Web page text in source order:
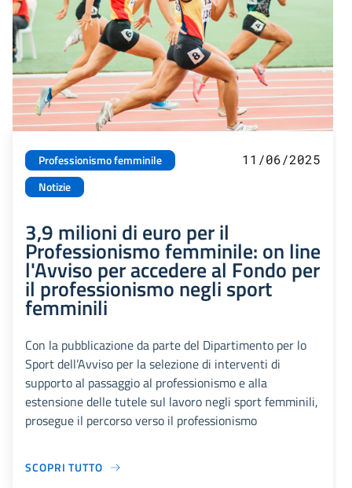
Professionismo femminile
Notizie
11/06/2025
3,9 milioni di euro per il
Professionismo femminile: on line
l'Avviso per accedere al Fondo per
il professionismo negli sport
femminili
Con la pubblicazione da parte del Dipartimento per lo
Sport dell’Avviso per la selezione di interventi di
supporto al passaggio al professionismo e alla
estensione delle tutele sul lavoro negli sport femminili,
prosegue il percorso verso il professionismo
SCOPRI TUTTO